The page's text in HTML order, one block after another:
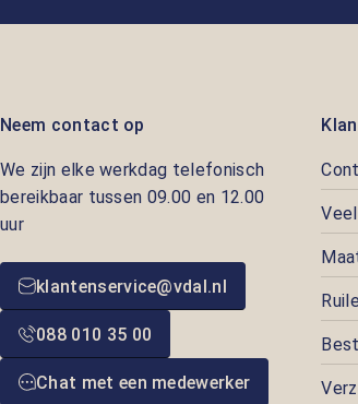
Neem contact op
We zijn elke werkdag telefonisch
bereikbaar tussen 09.00 en 12.00
uur
klantenservice@vdal.nl
088 010 35 00
Chat met een medewerker